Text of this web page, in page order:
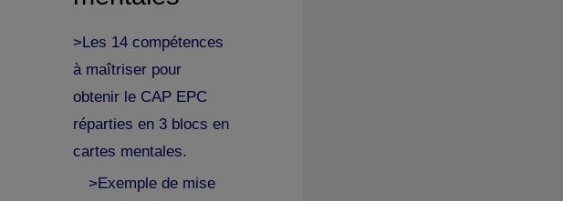
>Les 14 compétences
à maîtriser pour
obtenir le CAP EPC
réparties en 3 blocs en
cartes mentales.
>Exemple de mise